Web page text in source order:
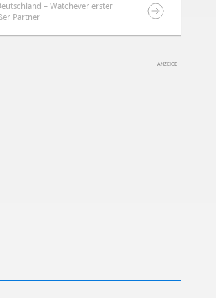
– Watchever erster
Partner